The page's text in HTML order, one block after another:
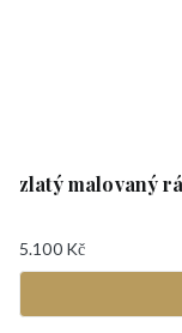
zlatý malovaný
5.100 Kč